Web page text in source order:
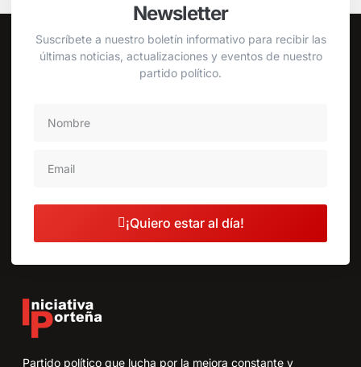
Newsletter
Suscríbete a nuestro boletín informativo para recibir las
últimas noticias, actualizaciones y eventos de nuestro
partido político.
¡Quiero estar al día!
Partido político que lucha por la mejora constante y